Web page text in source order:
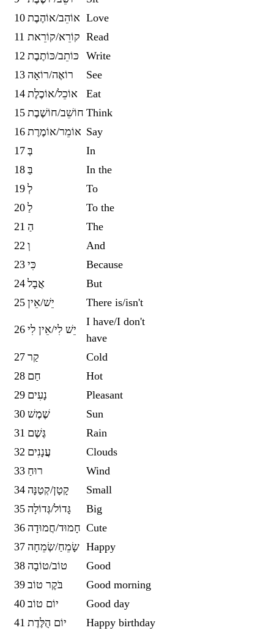
10 אוֹהֵב/אוֹהֶבֶת Love
11 קוֹרֵא/קוֹרֵאת Read
12 כּוֹתֵב/כּוֹתֶבֶת
Write
13 רוֹאֶה/רוֹאָה
See
14 אוֹכֵל/אוֹכֶלֶת
Eat
15 חוֹשֵׁב/חוֹשֶׁבֶת Think
16 אוֹמֵר/אוֹמֶרֶת Say
17 בְּ
In
18 בַּ
In the
19 לְ
To
20 לַ
To the
21 הַ
The
22 וְ
And
23 כִּי
Because
24 אֲבָל
But
25 יֵשׁ/אֵין There is/isn't
26 יֵשׁ לִי/אֵין לִי
I have/I don't
have
27 קַר
Cold
28 חַם
Hot
29 נָעִים
Pleasant
30 שֶׁמֶשׁ
Sun
31 גֶּשֶׁם
Rain
32 עֲנָנִים
Clouds
33 רוּחַ
Wind
34 קָטָן/קְטַנָּה
Small
35 גָּדוֹל/גְּדוֹלָה
Big
36 חָמוּד/חֲמוּדָה Cute
37 שָׂמֵחַ/שְׂמֵחָה Happy
38 טוֹב/טוֹבָה
Good
39 בֹּקֶר טוֹב
Good morning
40 יוֹם טוֹב
Good day
41 יוֹם הֻלֶּדֶת
Happy birthday